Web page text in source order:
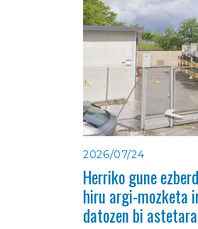
2026/07/24
Herriko gune
hiru argi-mozketa
datozen bi